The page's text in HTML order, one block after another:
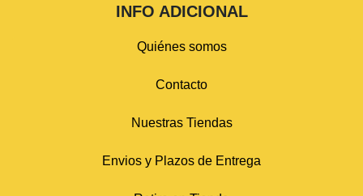
INFO ADICIONAL
Quiénes somos
Contacto
Nuestras Tiendas
Envios y Plazos de Entrega